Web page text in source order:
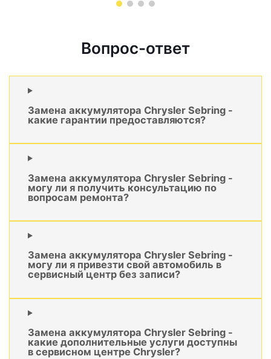
Вопрос-ответ
Замена аккумулятора Chrysler Sebring -
какие гарантии предоставляются?
Замена аккумулятора Chrysler Sebring -
могу ли я получить консультацию по
вопросам ремонта?
Замена аккумулятора Chrysler Sebring -
могу ли я привезти свой автомобиль в
сервисный центр без записи?
Замена аккумулятора Chrysler Sebring -
какие дополнительные услуги доступны
в сервисном центре Chrysler?